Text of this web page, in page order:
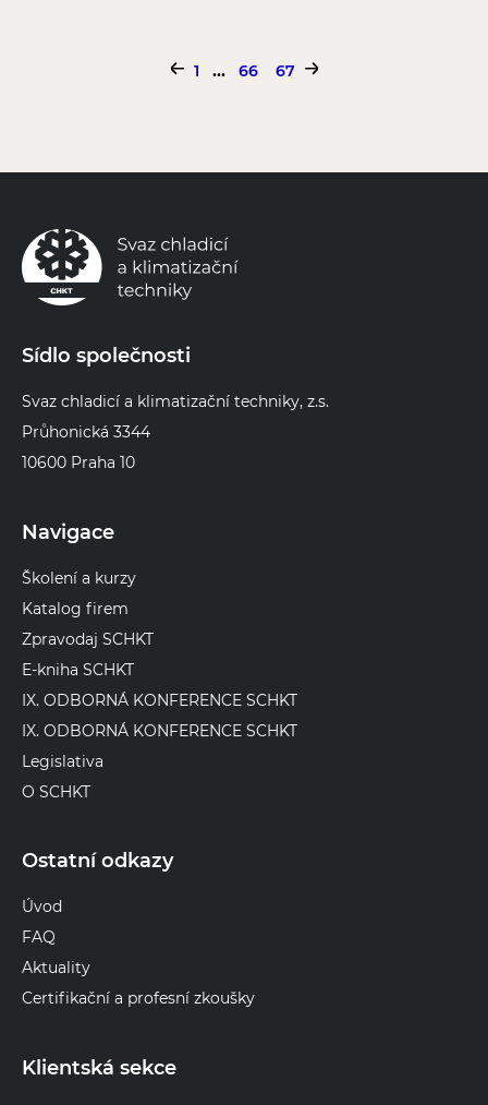
1 ... 66 67
Sídlo společnosti
Svaz chladicí a klimatizační techniky, z.s.
Průhonická 3344
10600 Praha 10
Navigace
Školení a kurzy
Katalog firem
Zpravodaj SCHKT
E-kniha SCHKT
IX. ODBORNÁ KONFERENCE SCHKT
IX. ODBORNÁ KONFERENCE SCHKT
Legislativa
O SCHKT
Ostatní odkazy
Úvod
FAQ
Aktuality
Certifikační a profesní zkoušky
Klientská sekce